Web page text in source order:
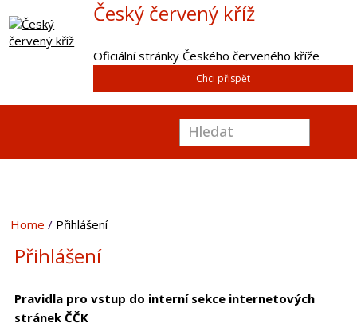
Český červený kříž
Oficiální stránky Českého červeného kříže
Chci přispět
Home Přihlášení
Přihlášení
Pravidla pro vstup do interní sekce internetových
stránek ČČK